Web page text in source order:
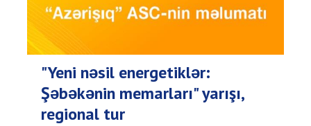
"Yeni nəsil energetiklər:
Şəbəkənin memarları" yarışı,
regional tur